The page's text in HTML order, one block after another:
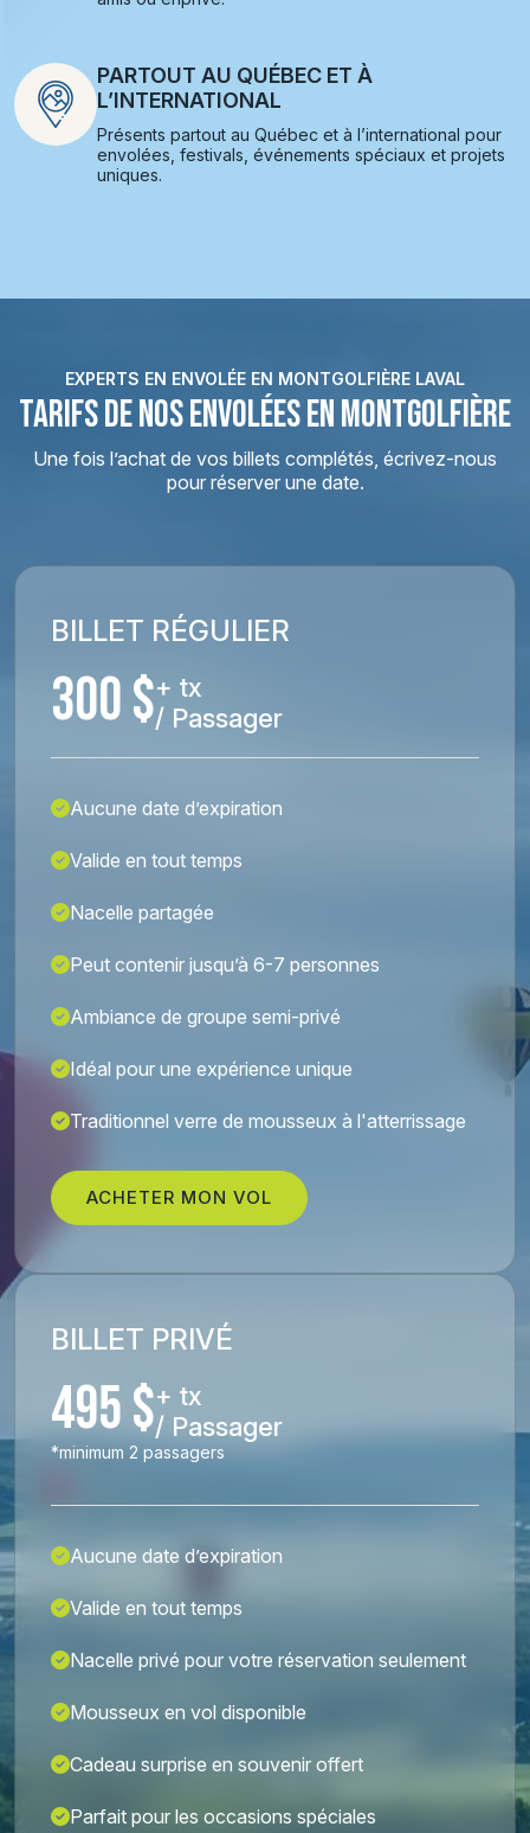
PARTOUT AU QUÉBEC ET À
L’INTERNATIONAL
Présents partout au Québec et à l’international pour
envolées, festivals, événements spéciaux et projets
uniques.
EXPERTS EN ENVOLÉE EN MONTGOLFIÈRE LAVAL
TARIFS DE NOS ENVOLÉES EN MONTGOLFIÈRE
Une fois l’achat de vos billets complétés, écrivez-nous
pour réserver une date.
BILLET RÉGULIER
300 $+ tx
/ Passager
Aucune date d’expiration
Valide en tout temps
Nacelle partagée
Peut contenir jusqu’à 6-7 personnes
Ambiance de groupe semi-privé
Idéal pour une expérience unique
Traditionnel verre de mousseux à l'atterrissage
ACHETER MON VOL
BILLET PRIVÉ
495 $+ tx
/ Passager
*minimum 2 passagers
Aucune date d’expiration
Valide en tout temps
Nacelle privé pour votre réservation seulement
Mousseux en vol disponible
Cadeau surprise en souvenir offert
Parfait pour les occasions spéciales